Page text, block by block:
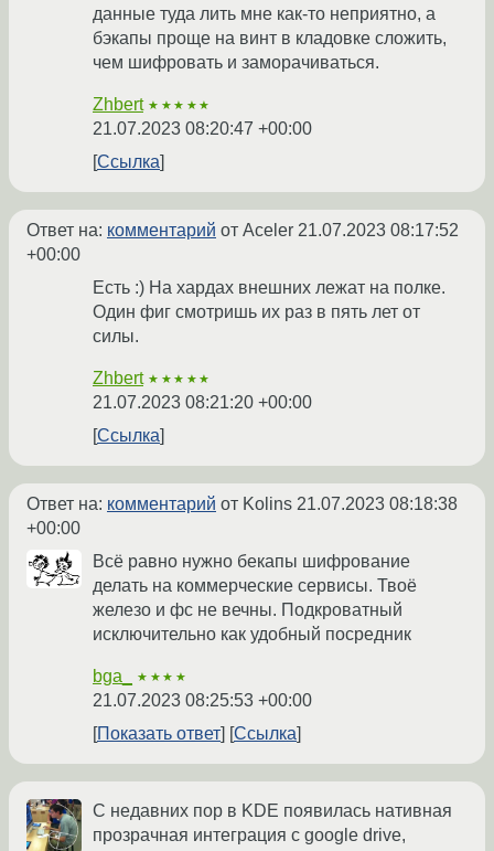
данные туда лить мне как-то неприятно, а
бэкапы проще на винт в кладовке сложить,
чем шифровать и заморачиваться.
Zhbert ★★★★★
21.07.2023 08:20:47 +00:00
Ссылка
Ответ на: комментарий от Aceler 21.07.2023 08:17:52
+00:00
Есть :) На хардах внешних лежат на полке.
Один фиг смотришь их раз в пять лет от
силы.
Zhbert ★★★★★
21.07.2023 08:21:20 +00:00
Ссылка
Ответ на: комментарий от Kolins 21.07.2023 08:18:38
+00:00
Всё равно нужно бекапы шифрование
делать на коммерческие сервисы. Твоё
железо и фс не вечны. Подкроватный
исключительно как удобный посредник
bga_ ★★★★
21.07.2023 08:25:53 +00:00
Показать ответ
Ссылка
С недавних пор в KDE появилась нативная
прозрачная интеграция с google drive,